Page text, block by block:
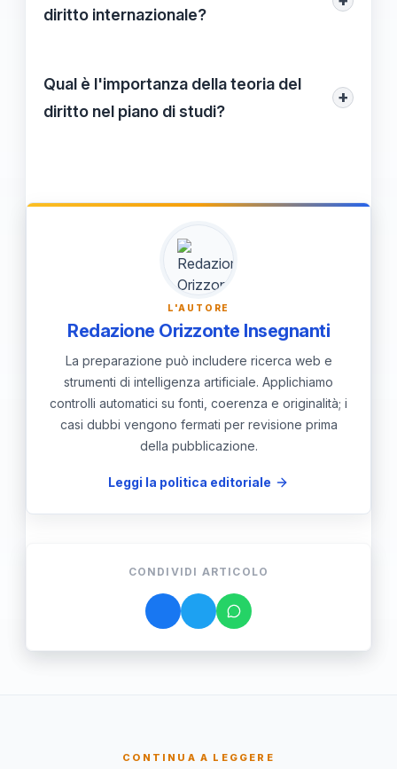
avvocatura, consulenza legale, diritto
governative.
diritto internazionale?
internazionale che analizzano le relazioni
legali tra stati e organizzazioni
Qual è l'importanza della teoria del
diritto nel piano di studi?
+
loro applicazioni, formazione essenziale
per ogni aspirante giurista.
L'AUTORE
Redazione Orizzonte Insegnanti
La preparazione può includere ricerca web e
strumenti di intelligenza artificiale. Applichiamo
controlli automatici su fonti, coerenza e originalità; i
casi dubbi vengono fermati per revisione prima
della pubblicazione.
Leggi la politica editoriale
CONDIVIDI ARTICOLO
CONTINUA A LEGGERE